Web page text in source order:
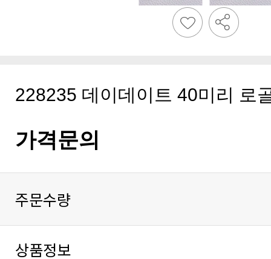
228235 데이데이트 40미리 로
가격문의
주문수량
상품정보